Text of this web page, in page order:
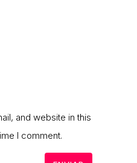
and website in this
I comment.